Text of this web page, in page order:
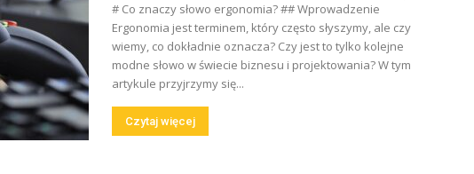
# Co znaczy słowo ergonomia? ## Wprowadzenie
Ergonomia jest terminem, który często słyszymy, ale czy
wiemy, co dokładnie oznacza? Czy jest to tylko kolejne
modne słowo w świecie biznesu i projektowania? W tym
artykule przyjrzymy się...
Czytaj więcej